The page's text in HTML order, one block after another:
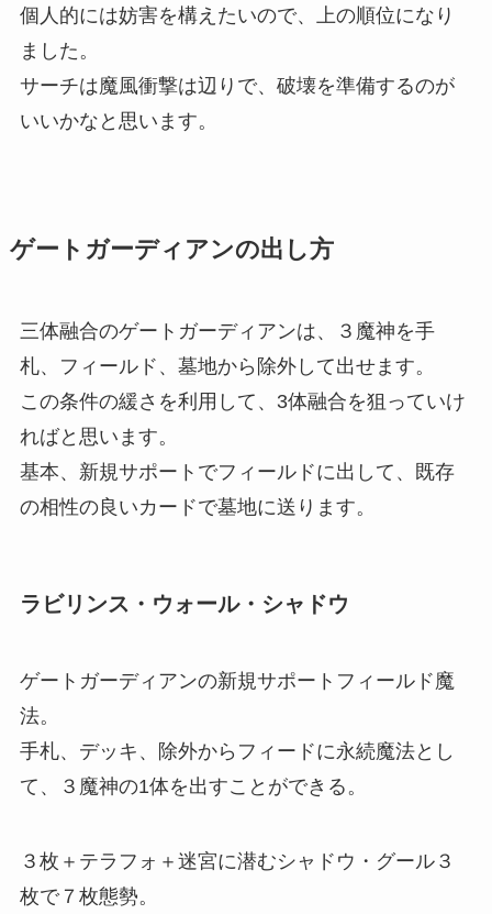
個人的には妨害を構えたいので、上の順位になり
ました。
サーチは魔風衝撃は辺りで、破壊を準備するのが
いいかなと思います。
ゲートガーディアンの出し方
三体融合のゲートガーディアンは、３魔神を手
札、フィールド、墓地から除外して出せます。
この条件の緩さを利用して、3体融合を狙っていけ
ればと思います。
基本、新規サポートでフィールドに出して、既存
の相性の良いカードで墓地に送ります。
ラビリンス・ウォール・シャドウ
ゲートガーディアンの新規サポートフィールド魔
法。
手札、デッキ、除外からフィードに永続魔法とし
て、３魔神の1体を出すことができる。
３枚＋テラフォ＋迷宮に潜むシャドウ・グール３
枚で７枚態勢。